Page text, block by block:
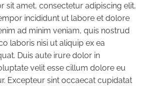
sit amet, consectetur adipiscing elit,
incididunt ut labore et dolore
ad minim veniam, quis nostrud
laboris nisi ut aliquip ex ea
Duis aute irure dolor in
velit esse cillum dolore eu
Excepteur sint occaecat cupidatat